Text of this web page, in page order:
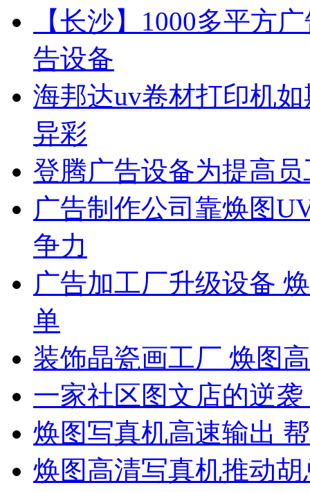
【长沙】1000多平方
告设备
海邦达uv卷材打印机
异彩
登腾广告设备为提高
广告制作公司靠焕图
争力
广告加工厂升级设备
单
装饰晶瓷画工厂 焕图
一家社区图文店的逆
焕图写真机高速输出
焕图高清写真机推动